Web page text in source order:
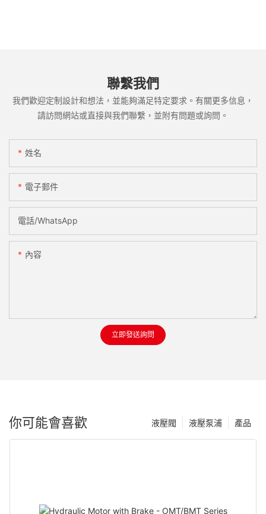
聯繫我們
我們歡迎定制設計和想法，並能夠滿足特定要求。有關更多信息，
請訪問網站或直接與我們聯繫，並附有問題或詢問。
姓名
電子郵件
電話/WhatsApp
內容
立即發送詢問
你可能會喜歡 產品
液壓泵浦
液壓閥